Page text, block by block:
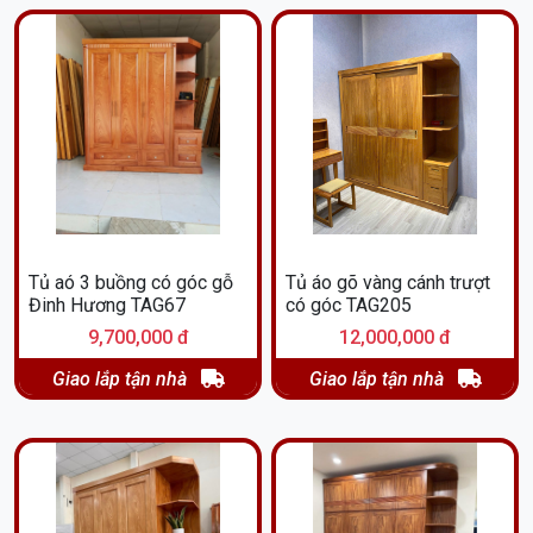
Tủ aó 3 buồng có góc gỗ
Đinh Hương TAG67
9,700,000 đ
Giao lắp tận nhà
Tủ áo gõ vàng cánh trượt
có góc TAG205
12,000,000 đ
Giao lắp tận nhà